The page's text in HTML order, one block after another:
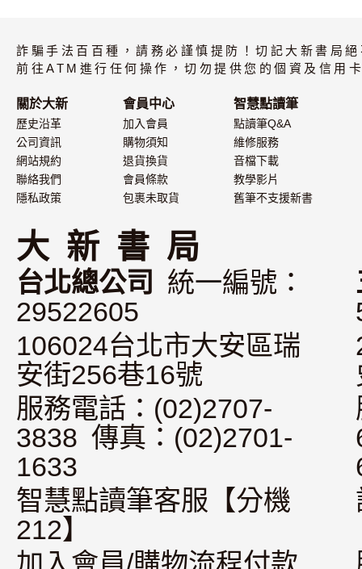
CD版（4片裝、
不附書）
詐騙手法百百種，請務必謹慎提防！切記大新書局
前往ATM進行任何操作，切勿提供您的個資及信用
關於大新
歷史沿革
公司資訊
網站規約
聯絡我們
隱私政策
會員中心
加入會員
購物須知
退貨換貨
會員條款
包裹未取貨
智慧點讀筆
點讀筆Q&A
維修服務
音檔下載
教學影片
舊筆不支援新書
大 新 書 局
台北總公司
統一編號：
29522605
106024台北市大安區瑞
安街256巷16號
服務電話：(02)2707-
3838 傳真：(02)2701-
1633
智慧點讀筆客服【分機
212】